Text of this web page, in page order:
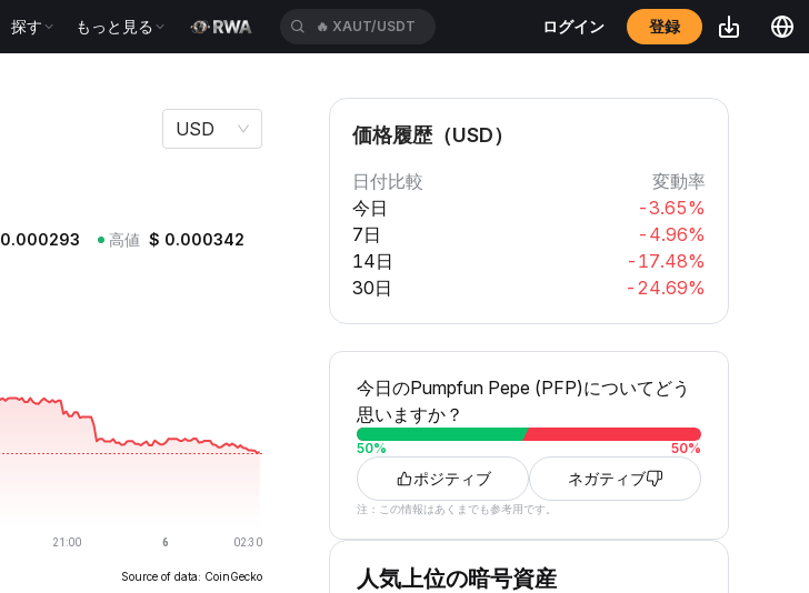
探す もっと見る 🔥 XAUT/USDT ログイン 登録
USD
0.000293 高値 $ 0.000342
Source of data: CoinGecko
価格履歴（USD）
日付比較
変動率
今日
-3.65%
7日
-4.96%
14日
-17.48%
30日
-24.69%
今日のPumpfun Pepe (PFP)についてどう
思いますか？
50% 50%
ポジティブ ネガティブ
注：この情報はあくまでも参考用です。
人気上位の暗号資産